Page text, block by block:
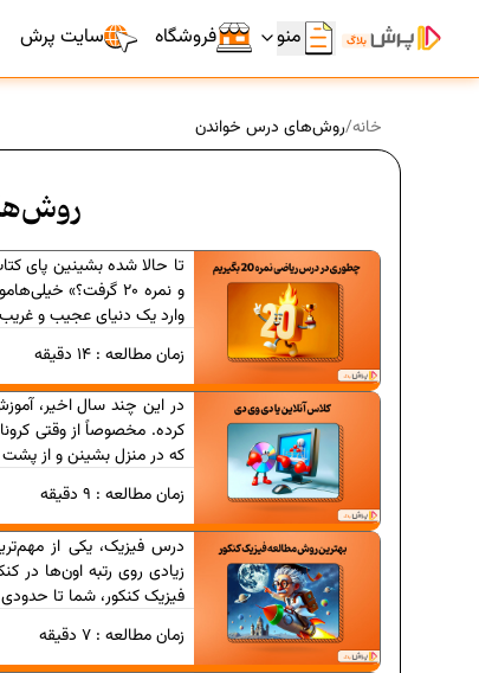
سایت پرش فروشگاه منو
خانه/روش‌های درس خواندن
تا حالا شده بشینین پای
و نمره 20 گرفت؟»
وارد یک دنیای عجیب و
زمان مطالعه :14 دقیقه
در این چند سال اخیر،
کرده. مخصوصاً از وقتی
که در منزل بشینن و از
زمان مطالعه : 9 دقیقه
درس فیزیک، یکی از
زیادی روی رتبه اون‌ها در
فیزیک کنکور، شما تا
زمان مطالعه :7 دقیقه